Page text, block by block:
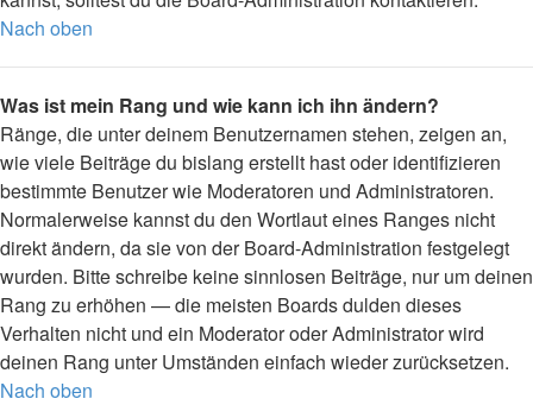
Nach oben
Was ist mein Rang und wie kann ich ihn ändern?
Ränge, die unter deinem Benutzernamen stehen, zeigen an,
wie viele Beiträge du bislang erstellt hast oder identifizieren
bestimmte Benutzer wie Moderatoren und Administratoren.
Normalerweise kannst du den Wortlaut eines Ranges nicht
direkt ändern, da sie von der Board-Administration festgelegt
wurden. Bitte schreibe keine sinnlosen Beiträge, nur um deinen
Rang zu erhöhen — die meisten Boards dulden dieses
Verhalten nicht und ein Moderator oder Administrator wird
deinen Rang unter Umständen einfach wieder zurücksetzen.
Nach oben